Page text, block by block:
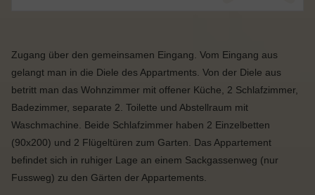
Zugang über den gemeinsamen Eingang. Vom Eingang aus
gelangt man in die Diele des Appartments. Von der Diele aus
betritt man das Wohnzimmer mit offener Küche, 2 Schlafzimmer,
Badezimmer, separate 2. Toilette und Abstellraum mit
Waschmachine. Beide Schlafzimmer haben 2 Einzelbetten
(90x200) und 2 Flügeltüren zum Garten. Das Appartement
befindet sich in ruhiger Lage an einem Sackgassenweg (nur
Fussweg) zu den Gärten der Appartements.